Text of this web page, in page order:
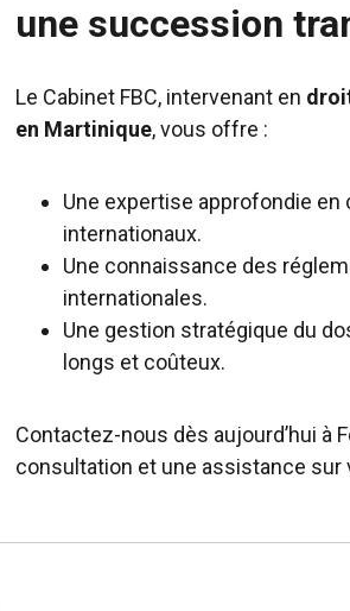
une succession
Le Cabinet FBC, intervenant en
en Martinique, vous offre :
Une expertise approfondie
internationaux.
Une connaissance des
internationales.
Une gestion stratégique du
longs et coûteux.
Contactez-nous dès aujourd’hui à
consultation et une assistance sur